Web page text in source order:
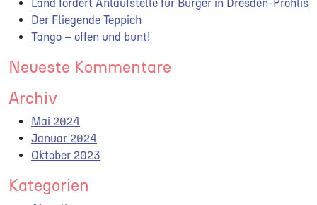
Land fördert Anlaufstelle für Bürger in Dresden-Prohlis
Der Fliegende Teppich
Tango – offen und bunt!
Neueste Kommentare
Archiv
Mai 2024
Januar 2024
Oktober 2023
Kategorien